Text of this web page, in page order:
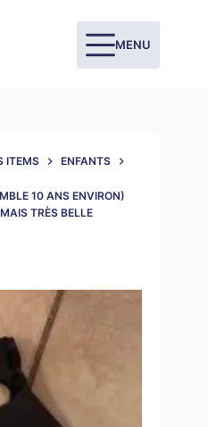
MENU
ITEMS
ENFANTS
10 ANS ENVIRON)
TRÈS BELLE